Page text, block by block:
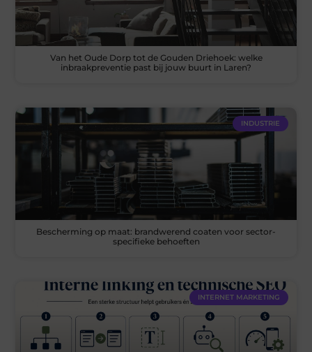
Van het Oude Dorp tot de Gouden Driehoek: welke
inbraakpreventie past bij jouw buurt in Laren?
INDUSTRIE
Bescherming op maat: brandwerend coaten voor sector-
specifieke behoeften
INTERNET MARKETING